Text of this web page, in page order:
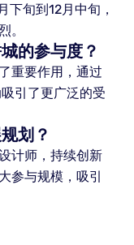
下旬到12月中旬，
。
的参与度？
重要作用，通过
引了更广泛的受
划？
计师，持续创新
参与规模，吸引